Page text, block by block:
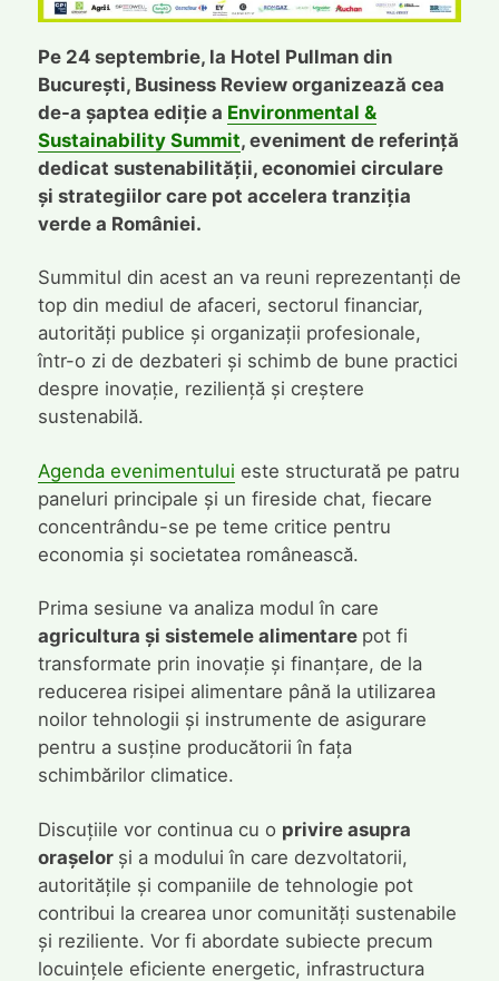
Pe 24 septembrie, la Hotel Pullman din
București, Business Review organizează cea
de-a șaptea ediție a Environmental &
Sustainability Summit, eveniment de referință
dedicat sustenabilității, economiei circulare
și strategiilor care pot accelera tranziția
verde a României.
Summitul din acest an va reuni reprezentanți de
top din mediul de afaceri, sectorul financiar,
autorități publice și organizații profesionale,
într-o zi de dezbateri și schimb de bune practici
despre inovație, reziliență și creștere
sustenabilă.
Agenda evenimentului este structurată pe patru
paneluri principale și un fireside chat, fiecare
concentrându-se pe teme critice pentru
economia și societatea românească.
Prima sesiune va analiza modul în care
agricultura și sistemele alimentare pot fi
transformate prin inovație și finanțare, de la
reducerea risipei alimentare până la utilizarea
noilor tehnologii și instrumente de asigurare
pentru a susține producătorii în fața
schimbărilor climatice.
Discuțiile vor continua cu o privire asupra
orașelor și a modului în care dezvoltatorii,
autoritățile și companiile de tehnologie pot
contribui la crearea unor comunități sustenabile
și reziliente. Vor fi abordate subiecte precum
locuințele eficiente energetic, infrastructura